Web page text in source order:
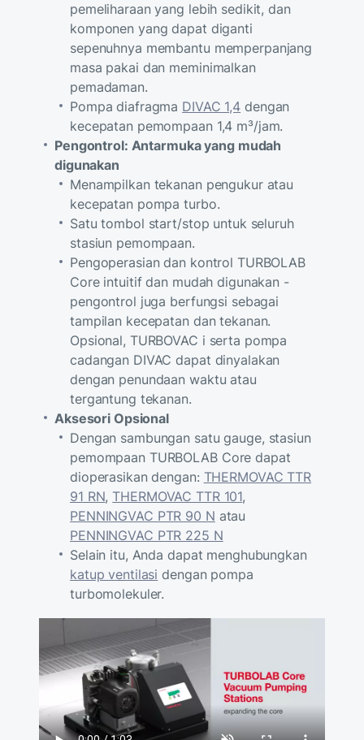
pemeliharaan yang lebih sedikit, dan
komponen yang dapat diganti
sepenuhnya membantu memperpanjang
masa pakai dan meminimalkan
pemadaman.
Pompa diafragma DIVAC 1,4 dengan
kecepatan pemompaan 1,4 m³/jam.
Pengontrol: Antarmuka yang mudah
digunakan
Menampilkan tekanan pengukur atau
kecepatan pompa turbo.
Satu tombol start/stop untuk seluruh
stasiun pemompaan.
Pengoperasian dan kontrol TURBOLAB
Core intuitif dan mudah digunakan -
pengontrol juga berfungsi sebagai
tampilan kecepatan dan tekanan.
Opsional, TURBOVAC i serta pompa
cadangan DIVAC dapat dinyalakan
dengan penundaan waktu atau
tergantung tekanan.
Aksesori Opsional
Dengan sambungan satu gauge, stasiun
pemompaan TURBOLAB Core dapat
dioperasikan dengan: THERMOVAC TTR
91 RN, THERMOVAC TTR 101,
PENNINGVAC PTR 90 N atau
PENNINGVAC PTR 225 N
Selain itu, Anda dapat menghubungkan
katup ventilasi dengan pompa
turbomolekuler.